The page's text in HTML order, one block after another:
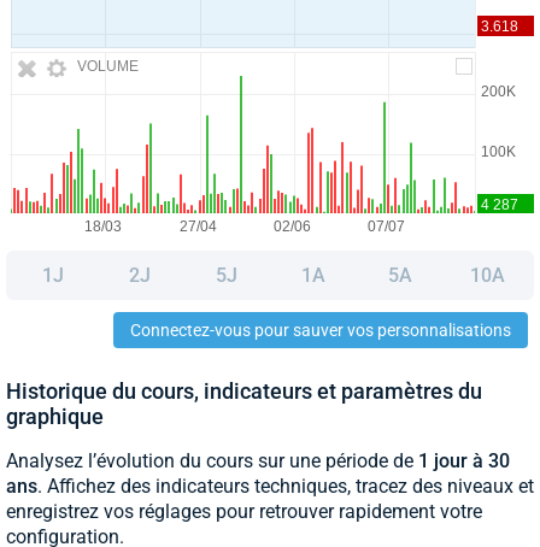
VOLUME
1J 2J 5J 1A 5A 10A
Connectez-vous pour sauver vos personnalisations
Historique du cours, indicateurs et paramètres du
graphique
Analysez l’évolution du cours sur une période de 1 jour à 30
ans. Affichez des indicateurs techniques, tracez des niveaux et
enregistrez vos réglages pour retrouver rapidement votre
configuration.